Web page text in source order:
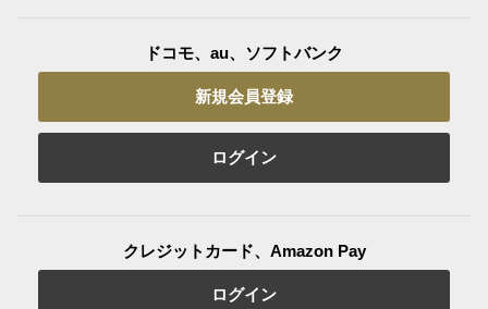
ドコモ、au、ソフトバンク
新規会員登録
ログイン
クレジットカード、Amazon Pay
ログイン